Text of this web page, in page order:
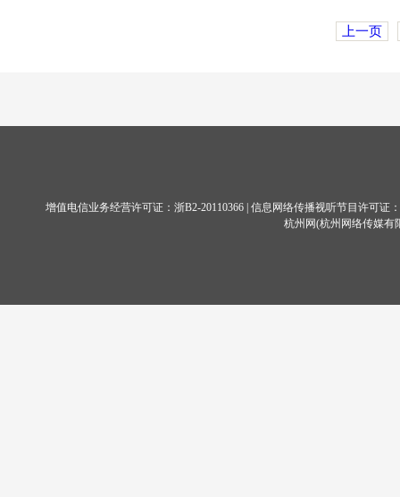
上一页
增值电信业务经营许可证： 浙B2-20110366 | 信息网络传播视听节目许可证
杭州网(杭州网络传媒有